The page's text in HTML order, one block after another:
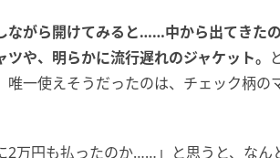
ながら開けてみると……中から出てきた
や、明らかに流行遅れのジャケット。
唯一使えそうだったのは、チェック柄
2万円も払ったのか……」と思うと、な